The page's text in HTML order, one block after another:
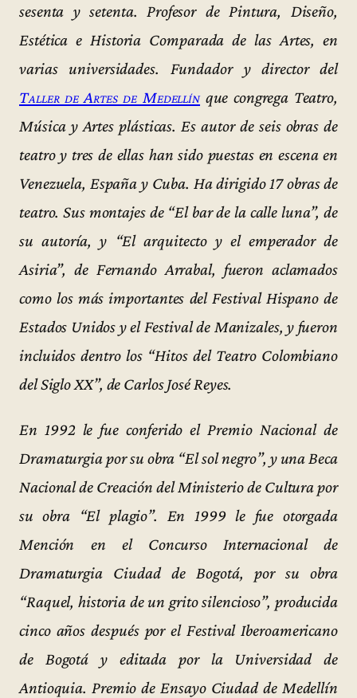
sesenta y setenta. Profesor de Pintura, Diseño,
Estética e Historia Comparada de las Artes, en
varias universidades. Fundador y director del
Taller de Artes de Medellínque congrega Teatro,
Música y Artes plásticas. Es autor de seis obras de
teatro y tres de ellas han sido puestas en escena en
Venezuela, España y Cuba. Ha dirigido 17 obras de
teatro. Sus montajes de “El bar de la calle luna”, de
su autoría, y “El arquitecto y el emperador de
Asiria”, de Fernando Arrabal, fueron aclamados
como los más importantes del Festival Hispano de
Estados Unidos y el Festival de Manizales, y fueron
incluidos dentro los “Hitos del Teatro Colombiano
del Siglo XX”, de Carlos José Reyes.
En 1992 le fue conferido el Premio Nacional de
Dramaturgia por su obra “El sol negro”, y una Beca
Nacional de Creación del Ministerio de Cultura por
su obra “El plagio”. En 1999 le fue otorgada
Mención en el Concurso Internacional de
Dramaturgia Ciudad de Bogotá, por su obra
“Raquel, historia de un grito silencioso”, producida
cinco años después por el Festival Iberoamericano
de Bogotá y editada por la Universidad de
Antioquia. Premio de Ensayo Ciudad de Medellín